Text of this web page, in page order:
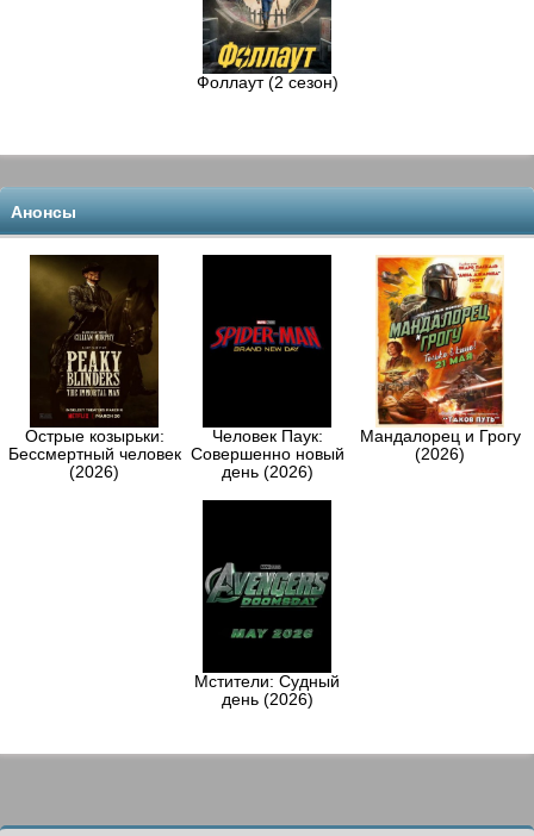
Фоллаут (2 сезон)
Анонсы
Острые козырьки:
Бессмертный человек
(2026)
Человек Паук:
Совершенно новый
день (2026)
Мандалорец и Грогу
(2026)
Мстители: Судный
день (2026)